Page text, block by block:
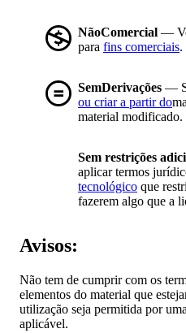
NãoComercial —
para fins comerciais.
SemDerivações —
ou criar a partir do
material modificado.
Sem restrições
aplicar termos
tecnológico que
fazerem algo que a
Avisos:
Não tem de cumprir com os
elementos do material que
utilização seja permitida por uma
aplicável.